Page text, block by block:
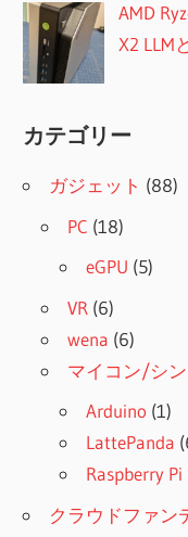
AMD
X2 LLM
カテゴリー
ガジェット (88)
PC (18)
eGPU (5)
VR (6)
wena (6)
マイコン/シ
Arduino (1)
LattePanda
Raspberry Pi
クラウドファン